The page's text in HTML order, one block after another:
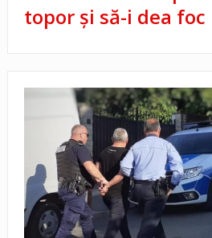
topor și să-i dea foc